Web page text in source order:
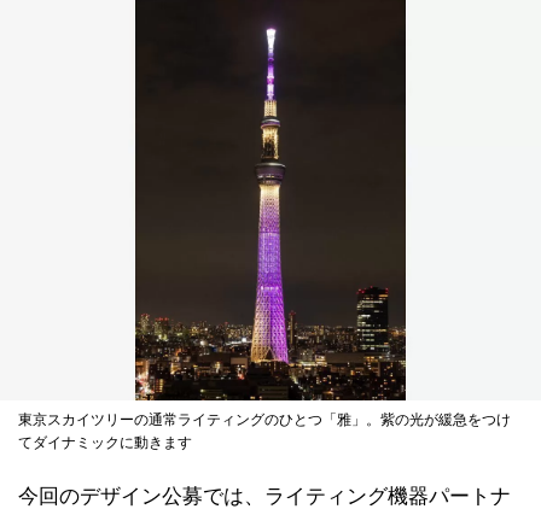
東京スカイツリーの通常ライティングのひとつ「雅」。紫の光が緩急をつけ
てダイナミックに動きます
今回のデザイン公募では、ライティング機器パートナ